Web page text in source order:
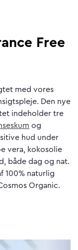
Free
med vores
Den nye
indeholder tre
og
hud under
vera, kokosolie
både dag og nat.
100% naturlig
Organic.